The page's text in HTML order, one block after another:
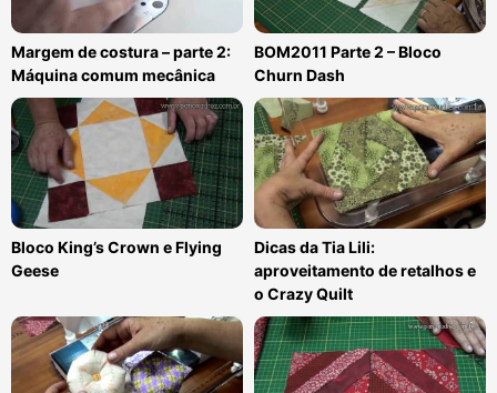
Margem de costura – parte 2:
Máquina comum mecânica
BOM2011 Parte 2 – Bloco
Churn Dash
Bloco King’s Crown e Flying
Geese
Dicas da Tia Lili:
aproveitamento de retalhos e
o Crazy Quilt